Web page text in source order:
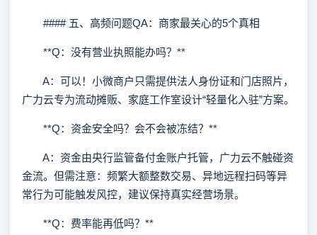
#### 五、高频问题QA：商家最关心的5个真相
**Q：没有营业执照能办吗？**
A：可以！小微商户只需提供法人身份证和门店照片，
广力云专为流动摊贩、家庭工作室设计“轻量化入驻”方案。
**Q：资金安全吗？会不会被冻结？**
A：资金由央行监管备付金账户托管，广力云不触碰资
金流。但需注意：频繁大额整数交易、异地远程扫码等异
常行为可能触发风控，建议保持真实经营场景。
**Q：费率能再低吗？**